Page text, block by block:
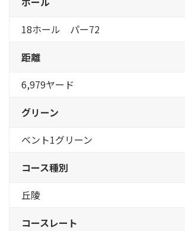
18ホール パー72
距離
6,979ヤード
グリーン
ベント1グリーン
コース種別
丘陵
コースレート